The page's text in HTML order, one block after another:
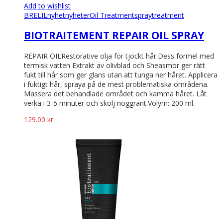
Add to wishlist
BRELILnyhetnyheterOil Treatmentspraytreatment
BIOTRAITEMENT REPAIR OIL SPRAY
REPAIR OILRestorative olja för tjockt hår.Dess formel med
termisk vatten Extrakt av olivblad och Sheasmör ger rätt
fukt till hår som ger glans utan att tunga ner håret. Applicera
i fuktigt hår, spraya på de mest problematiska områdena.
Massera det behandlade området och kamma håret. Låt
verka i 3-5 minuter och skölj noggrant.Volym: 200 ml.
129.00 kr